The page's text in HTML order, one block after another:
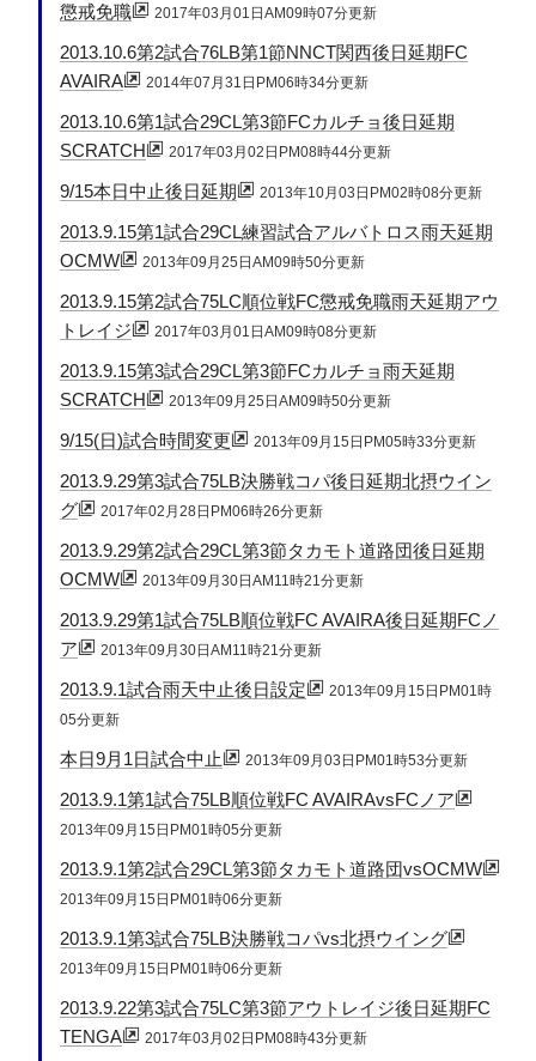
懲戒免職
2017年03月01日AM09時07分更新
2013.10.6第2試合76LB第1節NNCT関西後日延期FC
AVAIRA
2014年07月31日PM06時34分更新
2013.10.6第1試合29CL第3節FCカルチョ後日延期
SCRATCH
2017年03月02日PM08時44分更新
9/15本日中止後日延期 2013年10月03日PM02時08分更新
2013.9.15第1試合29CL練習試合アルバトロス雨天延期
OCMW
2013年09月25日AM09時50分更新
2013.9.15第2試合75LC順位戦FC懲戒免職雨天延期アウ
トレイジ
2017年03月01日AM09時08分更新
2013.9.15第3試合29CL第3節FCカルチョ雨天延期
SCRATCH
2013年09月25日AM09時50分更新
9/15(日)試合時間変更 2013年09月15日PM05時33分更新
2013.9.29第3試合75LB決勝戦コパ後日延期北摂ウイン
グ
2017年02月28日PM06時26分更新
2013.9.29第2試合29CL第3節タカモト道路団後日延期
OCMW
2013年09月30日AM11時21分更新
2013.9.29第1試合75LB順位戦FC AVAIRA後日延期FCノ
ア
2013年09月30日AM11時21分更新
2013.9.1試合雨天中止後日設定
2013年09月15日PM01時
05分更新
本日9月1日試合中止 2013年09月03日PM01時53分更新
2013.9.1第1試合75LB順位戦FC AVAIRAvsFCノア
2013年09月15日PM01時05分更新
2013.9.1第2試合29CL第3節タカモト道路団vsOCMW
2013年09月15日PM01時06分更新
2013.9.1第3試合75LB決勝戦コパvs北摂ウイング
2013年09月15日PM01時06分更新
2013.9.22第3試合75LC第3節アウトレイジ後日延期FC
TENGA
2017年03月02日PM08時43分更新